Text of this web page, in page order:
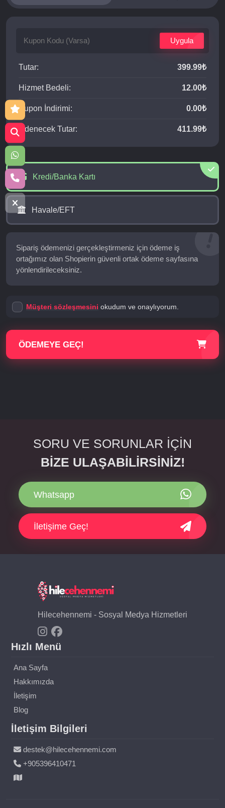
Uygula
Tutar: 399.99₺
Hizmet Bedeli: 12.00₺
Kupon İndirimi: 0.00₺
Ödenecek Tutar: 411.99₺
Kredi/Banka Kartı
Havale/EFT
Sipariş ödemenizi gerçekleştirmeniz için ödeme iş
ortağımız olan Shopierin güvenli ortak ödeme sayfasına
yönlendirileceksiniz.
Müşteri sözleşmesini okudum ve onaylıyorum.
ÖDEMEYE GEÇ!
SORU VE SORUNLAR İÇİN
BİZE ULAŞABİLİRSİNİZ!
Whatsapp
İletişime Geç!
Hilecehennemi - Sosyal Medya Hizmetleri
Hızlı Menü
Ana Sayfa
Hakkımızda
İletişim
Blog
İletişim Bilgileri
destek@hilecehennemi.com
+905396410471